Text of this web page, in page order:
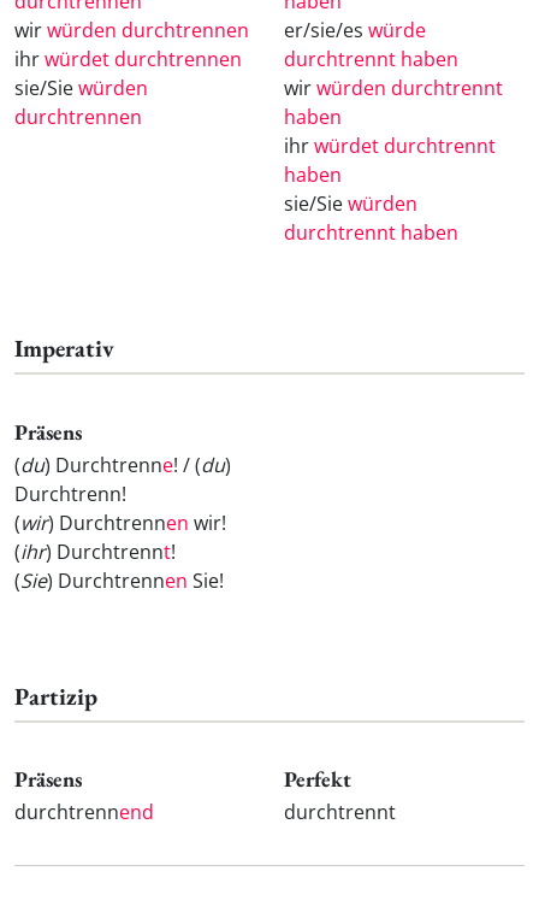
wirwürden durchtrennen
ihrwürdet durchtrennen
sie/Siewürden
durchtrennen
er/sie/es würde
durchtrennt haben
wirwürden durchtrennt
haben
ihrwürdet durchtrennt
haben
sie/Siewürden
durchtrennt haben
Imperativ
Präsens
(du) Durchtrenne! / (du)
Durchtrenn!
(wir) Durchtrennen wir!
(ihr) Durchtrennt!
(Sie) Durchtrennen Sie!
Partizip
Präsens
durchtrennend
Perfekt
durchtrennt